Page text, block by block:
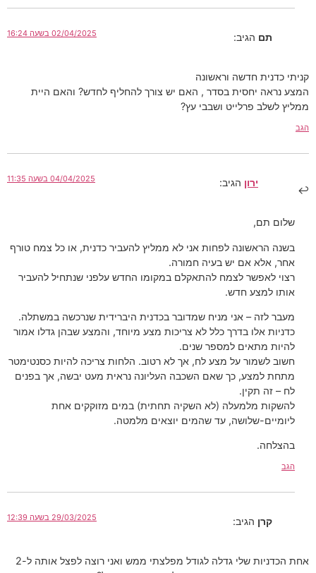
תם הגיב: 02/04/2025 בשעה 16:24
קניתי כדנית חדשה וראשונה
המצע נראה יחסית בסדר , האם יש צורך להחליף לחדש? והאם היית
ממליץ לשלב פרלייט ושבבי עץ?
הגב
ירון הגיב: 04/04/2025 בשעה 11:35
שלום תם,
בשנה הראשונה לפחות אני לא ממליץ להעביר כדנית, או כל צמח טורף
אחר, אלא אם יש בעיה חמורה.
רצוי לאפשר לצמח להתאקלם במקומו החדש עלפני שנתחיל להעביר
אותו למצע חדש.
מעבר לזה – אני מניח שמדובר בכדנית היברידית שנרכשה במשתלה.
כדניות אלו בדרך כלל לא צריכות מצע מיוחד, והמצע שבהן גדלו אמור
להיות מתאים למספר שנים.
חשוב לשמור על מצע לח, אך לא רטוב. הלחות צריכה להיות כסנטימטר
מתחת למצע, כך שאם השכבה העליונה נראית מעט יבשה, אך בפנים
לח – זה תקין.
להשקות מלמעלה (לא השקיה תחתית) במים מזוקקים אחת
ליומיים-שלושה, עד שהמים יוצאים מלמטה.
בהצלחה.
הגב
קרן הגיב: 29/03/2025 בשעה 12:39
אחת הכדניות שלי גדלה לגודל מפלצתי ממש ואני רוצה לפצל אותה ל-2